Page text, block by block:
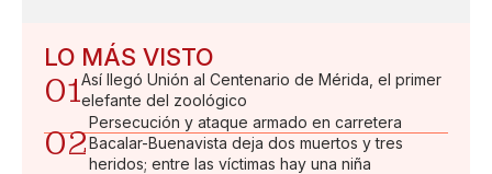
LO MÁS VISTO
01Así llegó Unión al Centenario de Mérida, el primer
elefante del zoológico
02
Persecución y ataque armado en carretera
Bacalar-Buenavista deja dos muertos y tres
heridos; entre las víctimas hay una niña